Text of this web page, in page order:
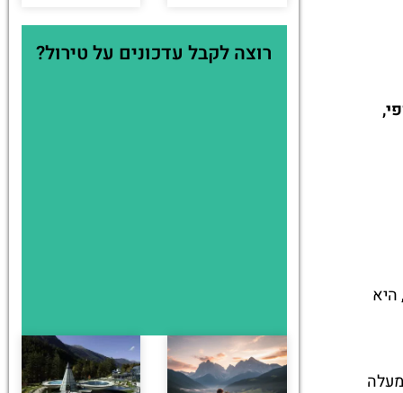
היא
רוצה לקבל עדכונים על טירול?